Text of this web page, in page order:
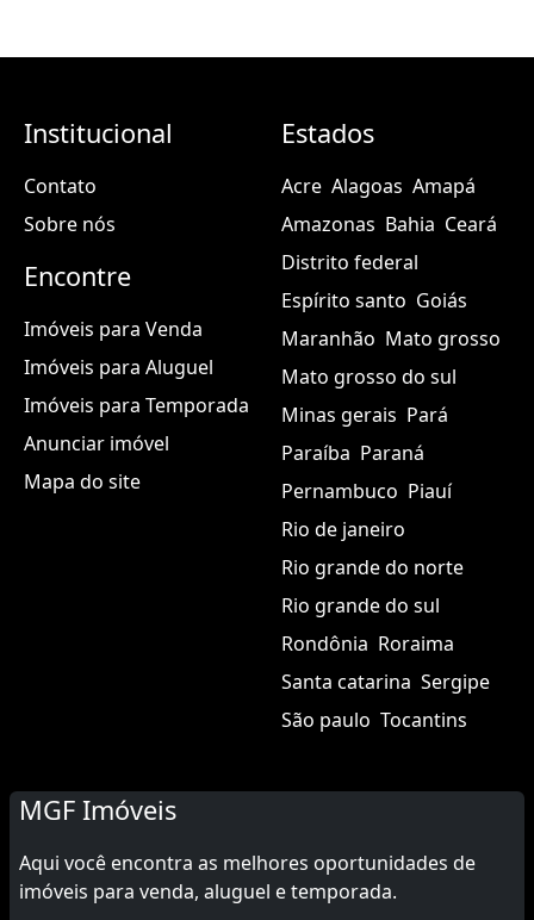
Institucional
Contato
Sobre nós
Encontre
Imóveis para Venda
Imóveis para Aluguel
Imóveis para Temporada
Anunciar imóvel
Mapa do site
Estados
Acre Alagoas Amapá
Amazonas Bahia Ceará
Distrito federal
Espírito santo Goiás
Maranhão Mato grosso
Mato grosso do sul
Minas gerais Pará
Paraíba Paraná
Pernambuco Piauí
Rio de janeiro
Rio grande do norte
Rio grande do sul
Rondônia Roraima
Santa catarina Sergipe
São paulo Tocantins
MGF Imóveis
Aqui você encontra as melhores oportunidades de
imóveis para venda, aluguel e temporada.